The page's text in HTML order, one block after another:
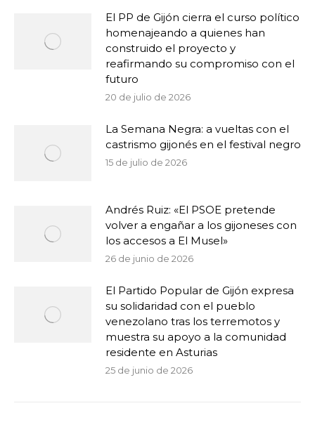
El PP de Gijón cierra el curso político
homenajeando a quienes han
construido el proyecto y
reafirmando su compromiso con el
futuro
20 de julio de 2026
La Semana Negra: a vueltas con el
castrismo gijonés en el festival negro
15 de julio de 2026
Andrés Ruiz: «El PSOE pretende
volver a engañar a los gijoneses con
los accesos a El Musel»
26 de junio de 2026
El Partido Popular de Gijón expresa
su solidaridad con el pueblo
venezolano tras los terremotos y
muestra su apoyo a la comunidad
residente en Asturias
25 de junio de 2026